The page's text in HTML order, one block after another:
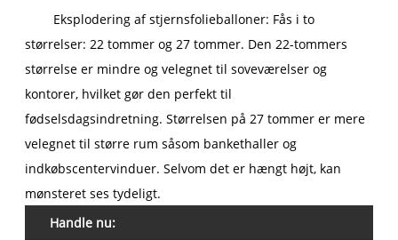
Eksplodering af stjernsfolieballoner: Fås i to
størrelser: 22 tommer og 27 tommer. Den 22-tommers
størrelse er mindre og velegnet til soveværelser og
kontorer, hvilket gør den perfekt til
fødselsdagsindretning. Størrelsen på 27 tommer er mere
velegnet til større rum såsom bankethaller og
indkøbscentervinduer. Selvom det er hængt højt, kan
mønsteret ses tydeligt.
Handle nu: